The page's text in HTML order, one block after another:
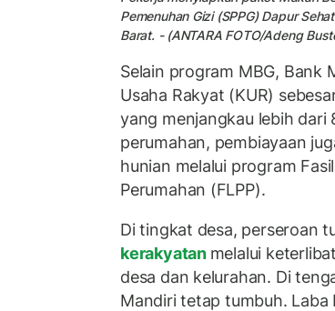
Pemenuhan Gizi (SPPG) Dapur
Barat. - (ANTARA FOTO/Adeng
Selain program MBG, Bank
Usaha Rakyat (KUR)
yang menjangkau lebih dari
perumahan, pembiayaan
hunian melalui program
Perumahan (FLPP).
Di tingkat desa, perseroan
kerakyatan melalui
desa dan kelurahan. Di
Mandiri tetap tumbuh.